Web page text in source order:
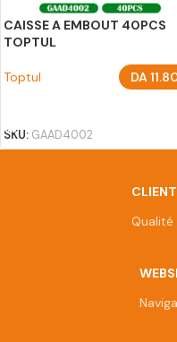
CAISSE A EMBOUT 40PCS
TOPTUL
Toptul DA
SKU: GAAD4002
Qualité